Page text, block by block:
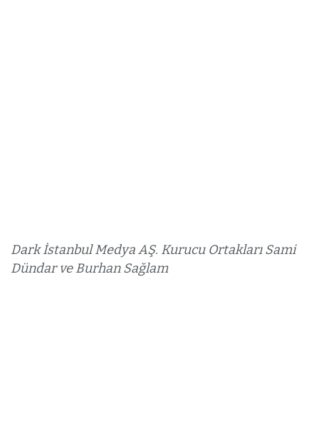
Dark İstanbul Medya AŞ. Kurucu Ortakları Sami
Dündar ve Burhan Sağlam